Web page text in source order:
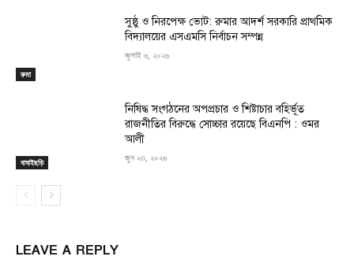
রুমা
সুষ্ঠু ও নিরপেক্ষ ভোট: রুমার আদর্শ সরকারি প্রাথমিক
বিদ্যালয়ের এসএমসি নির্বাচন সম্পন্ন
জুলাই ৬, ২০২৬
বাঘাইছড়ি
নিষিদ্ধ সংগঠনের অপপ্রচার ও শিষ্টাচার বহির্ভূত
রাজনীতির বিরুদ্ধে সোচ্চার রয়েছে বিএনপি : ওমর
আলী
জুন ২৩, ২০২৬
LEAVE A REPLY